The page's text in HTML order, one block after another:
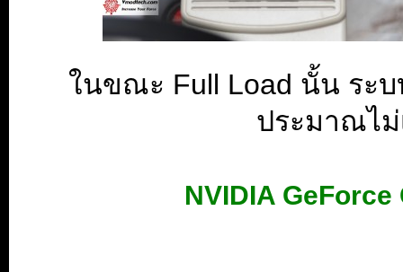
ในขณะ Full Load นั้น ระ
ประมาณไ
NVIDIA GeForce